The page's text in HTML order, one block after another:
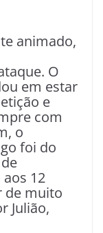
animado,
O
em estar
e
com
o
foi do
12
de muito
Julião,